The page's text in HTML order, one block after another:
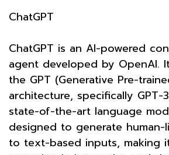
ChatGPT
ChatGPT is an AI-powered
agent developed by OpenAI.
the GPT (Generative Pre-
architecture, specifically GPT-
state-of-the-art language
designed to generate human-
to text-based inputs, making